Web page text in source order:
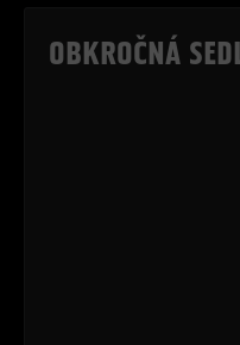
OBKROČNÁ